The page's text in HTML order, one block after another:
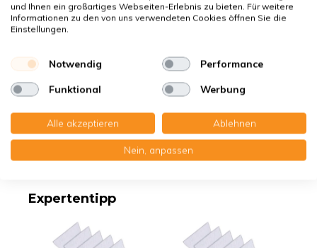
Geeignet für
Eigenschaften
Produktbeschreibung
Erstklassige Qualität - Made in Germany
Expertentipp
und Ihnen ein großartiges Webseiten-Erlebnis zu bieten. Für weitere
Informationen zu den von uns verwendeten Cookies öffnen Sie die
Einstellungen.
Notwendig Performance
Funktional Werbung
Alle akzeptieren Ablehnen
Nein, anpassen